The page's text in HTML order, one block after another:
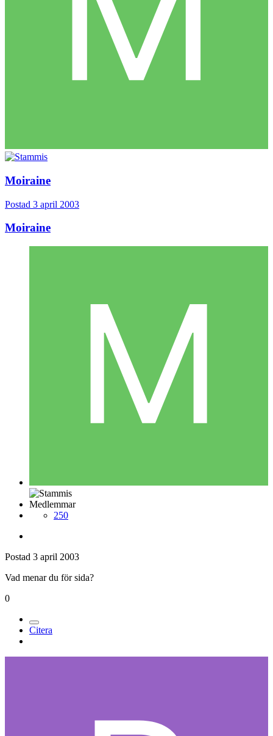
Moiraine
Postad 3 april 2003
Moiraine
Medlemmar
250
Postad 3 april 2003
Vad menar du för sida?
0
Citera